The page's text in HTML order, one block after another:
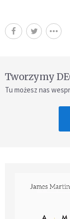
Tworzymy
Tu możesz nas